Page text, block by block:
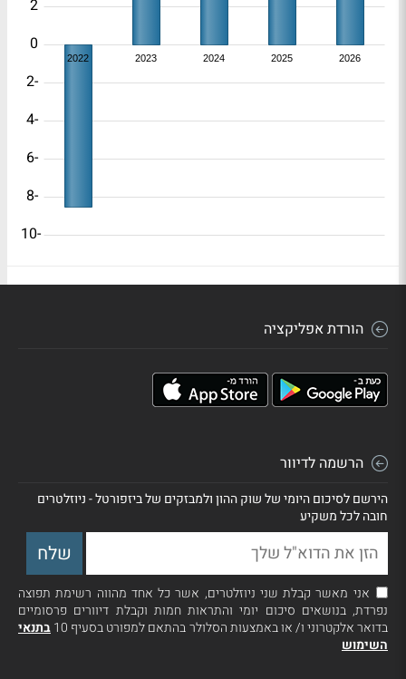
2022 2023 2024 2025 2026
-10
-8
-6
-4
-2
0
2
הורדת אפליקציה
הרשמה לדיוור
הירשם לסיכום היומי של שוק ההון ולמבזקים של ביזפורטל - ניוזלטרים
חובה לכל משקיע
אני מאשר קבלת שני ניוזלטרים, אשר כל אחד מהווה רשימת תפוצה
נפרדת, בנושאים סיכום יומי והתראות חמות וקבלת דיוורים פרסומיים
בדואר אלקטרוני ו/ או באמצעות הסלולר בהתאם למפורט בסעיף 10
בתנאי
השימוש